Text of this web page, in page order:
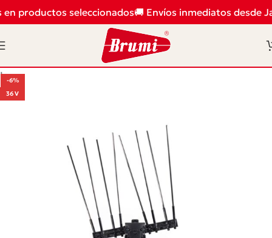
productos seleccionados🚚 Envíos inmediatos desde
Inicio
-6%
36 V